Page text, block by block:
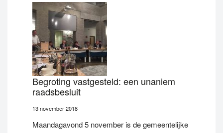
Begroting vastgesteld: een unaniem
raadsbesluit
13 november 2018
Maandagavond 5 november is de gemeentelijke